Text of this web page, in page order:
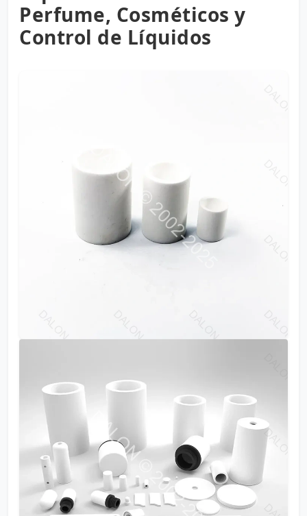
Perfume, Cosméticos y
Control de Líquidos